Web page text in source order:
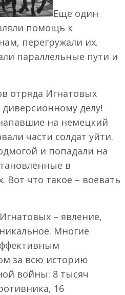
Еще один
помощь к
перегружали их.
параллельные пути и
отряда Игнатовых
делу!
на немецкий
части солдат уйти.
и попадали на
в
Вот что такое – воевать
– явление,
Многие
за всю историю
войны: 8 тысяч
16